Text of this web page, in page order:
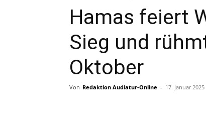
Hamas feiert
Sieg und
Oktober
Von Redaktion Audiatur-Online - 17. Januar 2025